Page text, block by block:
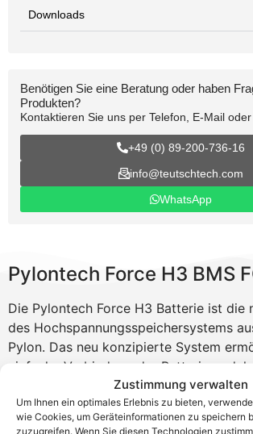
Zustimmung verwalten
Um Ihnen ein optimales Erlebnis zu bieten,
wie Cookies, um Geräteinformationen zu speichern
zuzugreifen. Wenn Sie diesen Technologien
Downloads
Benötigen Sie eine Beratung oder haben
Produkten?
Kontaktieren Sie uns per Telefon, E-Mail
+49 (0) 89-200-736-16
info@teutschtech.com
WhatsApp
Pylontech Force H3 BMS
Die Pylontech Force H3 Batterie ist die
des Hochspannungsspeichersystems
Pylon. Das neu konzipierte System
einfache Verbindung der
und spart wertvolle Zeit. Das
flexible Konfigurationen von 204,8 V
Kapazitäten von 10,24 kWh bis 215,04